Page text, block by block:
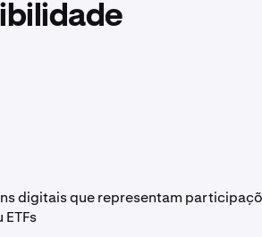
digitais que representam